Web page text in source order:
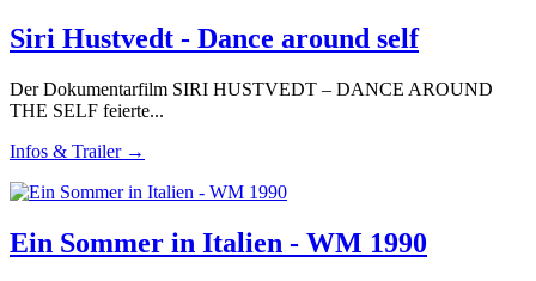
Siri Hustvedt - Dance around self
Der Dokumentarfilm SIRI HUSTVEDT – DANCE AROUND
THE SELF feierte...
Infos & Trailer →
Ein Sommer in Italien - WM 1990